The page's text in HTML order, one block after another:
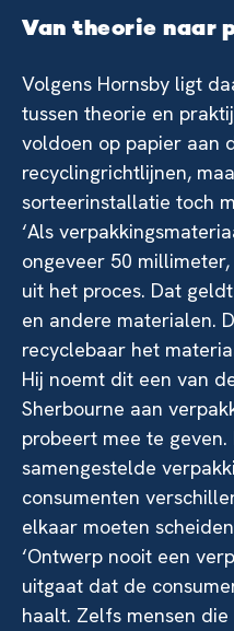
Van theorie naar
Volgens Hornsby ligt
tussen theorie en
voldoen op papier aan
recyclingrichtlijnen,
sorteerinstallatie toch
‘Als
ongeveer 50
uit het proces. Dat
en andere materialen.
recyclebaar het
Hij noemt dit een van
Sherbourne aan
probeert mee te
samengestelde
consumenten
elkaar moeten
‘Ontwerp nooit een
uitgaat dat de
haalt. Zelfs mensen